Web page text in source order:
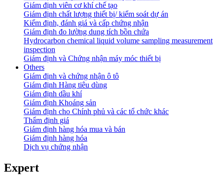
Giám định viên cơ khí chế tạo
Giám định chất lượng thiết bị/ kiểm soát dự án
Kiểm định, đánh giá và cấp chứng nhận
Giám định đo lường dung tích bồn chứa
Hydrocarbon chemical liquid volume sampling measurement
inspection
Giám định và Chứng nhận máy móc thiết bị
Others
Giám định và chứng nhận ô tô
Giám định Hàng tiêu dùng
Giám định dầu khí
Giám định Khoáng sản
Giám định cho Chính phủ và các tổ chức khác
Thẩm định giá
Giám định hàng hóa mua và bán
Giám định hàng hóa
Dịch vụ chứng nhận
Expert